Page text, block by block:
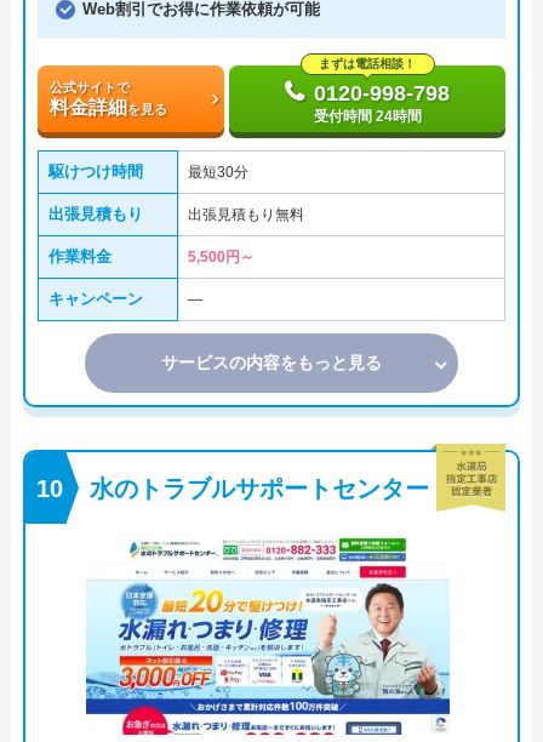
Web割引でお得に作業依頼が可能
公式サイトで
料金詳細を見る
まずは電話相談！
0120-998-798
受付時間 24時間
駆けつけ時間 最短30分
出張見積もり 出張見積もり無料
作業料金 5,500円～
キャンペーン ―
サービスの内容をもっと見る
水のトラブルサポートセンター